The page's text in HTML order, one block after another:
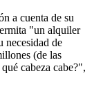
a cuenta de su
"un alquiler
necesidad de
(de las
cabeza cabe?",